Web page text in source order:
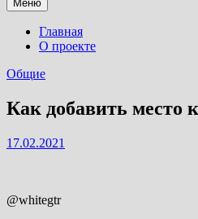
Меню
Главная
О проекте
Общие
Как добавить место
17.02.2021
@whitegtr